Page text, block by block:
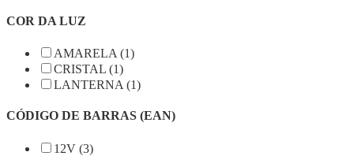
COR DA LUZ
AMARELA (1)
CRISTAL (1)
LANTERNA (1)
CÓDIGO DE BARRAS (EAN)
12V (3)